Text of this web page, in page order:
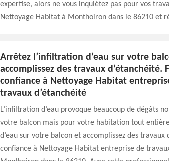
expertise, alors ne vous inquiétez pas pour vos
Nettoyage Habitat à Monthoiron dans le 86210 et
Arrêtez l’infiltration d’eau sur votre
accomplissez des travaux d’étanchéité.
confiance à Nettoyage Habitat
travaux d’étanchéité
L’infiltration d’eau provoque beaucoup de dégâts
votre balcon mais pour votre habitation tout
d’eau sur votre balcon et accomplissez des travaux
confiance à Nettoyage Habitat entreprise de